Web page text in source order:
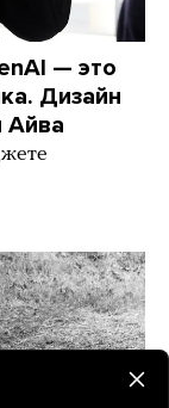
— это
Дизайн
Айва